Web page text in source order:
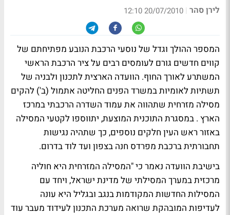
לירן סהר |
20/07/2010 12:10
המספר ההולך וגדל של נוסעי הרכבת הנובע מפתיחתם של
קווים חדשים גורם לעומסים רבים על ציר הרכבת הראשי
המשתרע לאורך החוף. הוועדה הארצית לתכנון ולבניה של
תשתיות לאומיות במשרד הפנים החליטה אתמול (ב') להקים
מסילה מזרחית שתהווה את עמוד השדרה הרכבתי במרכז
הארץ . במסגרת התוכנית המוצעת, יתווספו לקטעי המסילה
באזור ראש העין חלקים נוספים, כך שתהיה נגישות
תחבורתית ברכבת מפרדס חנה בצפון ועד לוד בדרום.
בישיבת הוועדה נאמר כי "המסילה המזרחית היא חוליה
מרכזית במערך המסילתי של מדינת ישראל, ויחד עם
המסילות החדשות המקודמות בנגב ובגליל היא עונה
לעדיפות המובהקת שרואה מערכת התכנון לעידוד מעבר עוד